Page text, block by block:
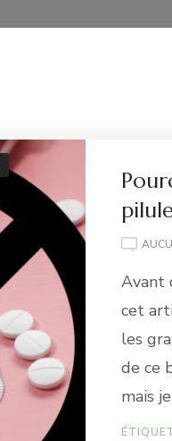
Avant
cet
les
de ce
mais